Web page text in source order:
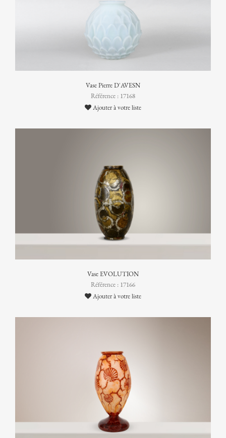
Vase Pierre D'AVESN
Référence : 17168
Ajouter à votre liste
Vase EVOLUTION
Référence : 17166
Ajouter à votre liste